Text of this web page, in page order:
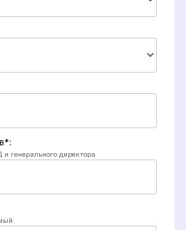
генерального директора